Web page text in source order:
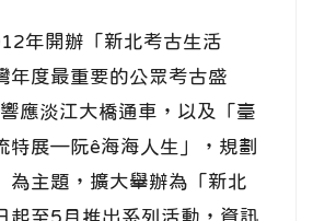
年開辦「新北考古生活
年度最重要的公眾考古盛
應淡江大橋通車，以及「臺
特展—阮ê海海人生」，規劃
為主題，擴大舉辦為「新北
起至5月推出系列活動，資訊